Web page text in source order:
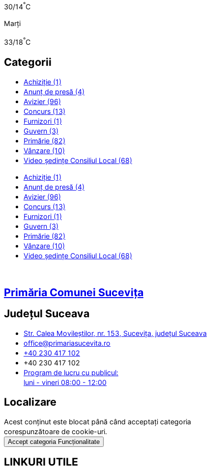
30/14°C
Marți
33/18°C
Categorii
Achiziție (1)
Anunț de presă (4)
Avizier (96)
Concurs (13)
Furnizori (1)
Guvern (3)
Primărie (82)
Vânzare (10)
Video ședințe Consiliul Local (68)
Achiziție (1)
Anunț de presă (4)
Avizier (96)
Concurs (13)
Furnizori (1)
Guvern (3)
Primărie (82)
Vânzare (10)
Video ședințe Consiliul Local (68)
Primăria Comunei Sucevița
Județul Suceava
Str. Calea Movileștilor, nr. 153, Sucevița, județul Suceava
office@primariasucevita.ro
+40 230 417 102
+40 230 417 102
Program de lucru cu publicul:
luni - vineri 08:00 - 12:00
Localizare
Acest conținut este blocat până când acceptați categoria
corespunzătoare de cookie-uri.
Accept categoria Funcționalitate
LINKURI UTILE